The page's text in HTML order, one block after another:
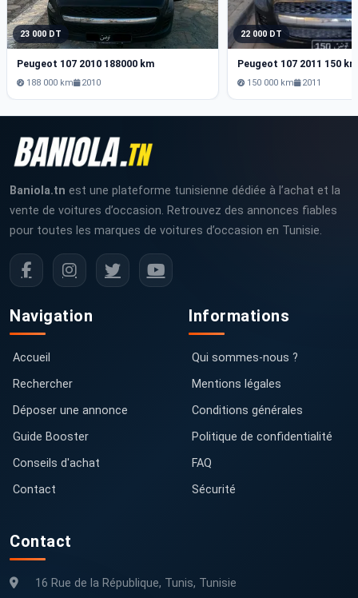
23 000 DT
Peugeot 107 2010 188000 km
188 000 km 2010
22 000 DT
Peugeot 107 2011 150 km
150 000 km 2011
Baniola.tn est une plateforme tunisienne dédiée à l’achat et la
vente de voitures d’occasion. Retrouvez des annonces fiables
pour toutes les marques de voitures d’occasion en Tunisie.
Navigation
Accueil
Rechercher
Déposer une annonce
Guide Booster
Conseils d'achat
Contact
Informations
Qui sommes-nous ?
Mentions légales
Conditions générales
Politique de confidentialité
FAQ
Sécurité
Contact
16 Rue de la République, Tunis, Tunisie